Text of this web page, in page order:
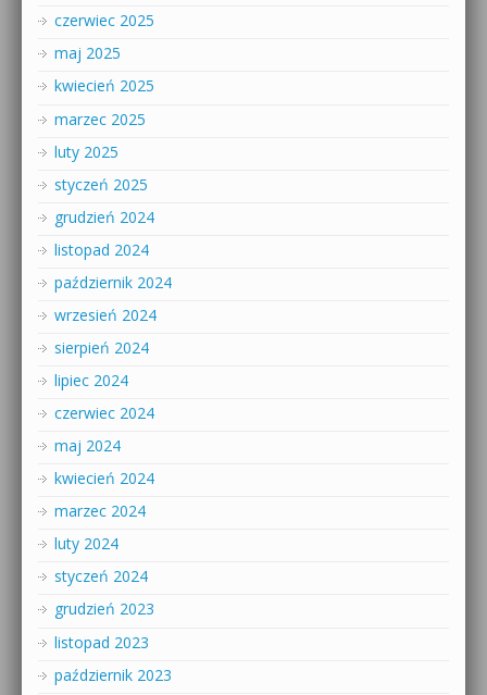
czerwiec 2025
maj 2025
kwiecień 2025
marzec 2025
luty 2025
styczeń 2025
grudzień 2024
listopad 2024
październik 2024
wrzesień 2024
sierpień 2024
lipiec 2024
czerwiec 2024
maj 2024
kwiecień 2024
marzec 2024
luty 2024
styczeń 2024
grudzień 2023
listopad 2023
październik 2023